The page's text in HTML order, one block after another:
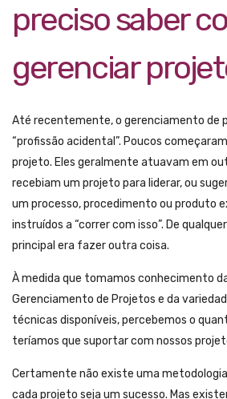
preciso saber
gerenciar
Até recentemente, o gerenciamento de
“profissão acidental”. Poucos
projeto. Eles geralmente atuavam em
recebiam um projeto para liderar, ou
um processo, procedimento ou produto
instruídos a “correr com isso”. De
principal era fazer outra coisa.
À medida que tomamos conhecimento
Gerenciamento de Projetos e da
técnicas disponíveis, percebemos o
teríamos que suportar com nossos
Certamente não existe uma
cada projeto seja um sucesso. Mas